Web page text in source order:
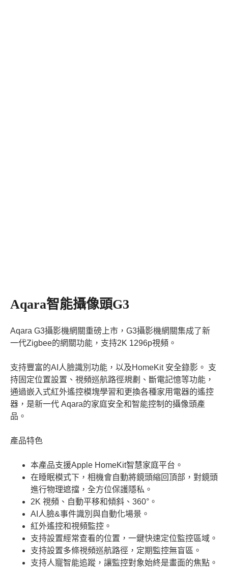
Aqara智能攝像頭G3
Aqara G3攝影機網關重磅上市，G3攝影機網關集成了新
一代Zigbee的網關功能，支持2K 1296p視頻。
支持豐富的AI人臉識別功能，以及HomeKit 安全錄影。 支
持固定位置設置、視頻巡航路徑規劃、斷電記憶等功能，
通過嵌入式紅外遙控模塊學習和更換各種家用電器的遙控
器，是新一代 Aqara的家庭安全和智能控制的攝像頭產
品。
產品特色
本產品支援Apple HomeKit智慧家庭平台。
在睡眠模式下，相機會自動將鏡頭縮回頂部，對鏡頭
進行物理遮擋，全方位保護隱私。
2K 視頻、自動平移和傾斜、360°。
AI人臉&事件識別與自動化場景。
紅外遙控和視頻監控。
支持設置經常查看的位置，一鍵快速定位監控區域。
支持設置多條視頻巡航路徑，定期監控無盲區。
支持人寵智能追蹤，讓監控對象始終是畫面的焦點。